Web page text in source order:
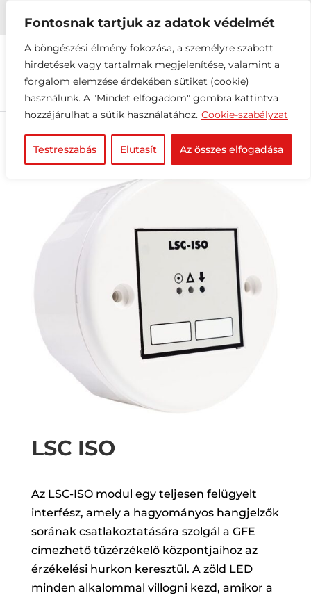
Fontosnak tartjuk az adatok védelmét
A böngészési élmény fokozása, a személyre szabott
hirdetések vagy tartalmak megjelenítése, valamint a
forgalom elemzése érdekében sütiket (cookie)
használunk. A "Mindet elfogadom" gombra kattintva
hozzájárulhat a sütik használatához. Cookie-szabályzat
Testreszabás Elutasít Az összes elfogadása
 +36 1 216 2612 info@elektrovill.hu
LSC ISO
Az LSC-ISO modul egy teljesen felügyelt
interfész, amely a hagyományos hangjelzők
sorának csatlakoztatására szolgál a GFE
címezhető tűzérzékelő központjaihoz az
érzékelési hurkon keresztül. A zöld LED
minden alkalommal villogni kezd, amikor a